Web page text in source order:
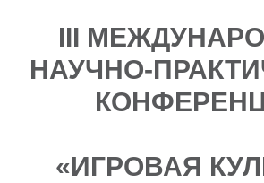
III
НАУЧНО-
«ИГРОВАЯ